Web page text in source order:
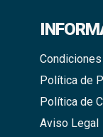
Política de
Política de
Aviso Legal